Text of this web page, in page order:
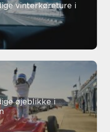
vinterkøreture i
øjeblikke i